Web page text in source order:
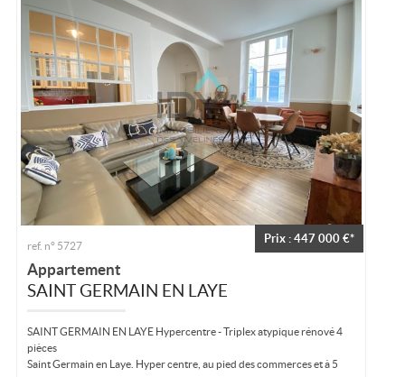
Prix : 447 000 €*
ref. n° 5727
Appartement
SAINT GERMAIN EN LAYE
SAINT GERMAIN EN LAYE Hypercentre - Triplex atypique rénové 4
pièces
Saint Germain en Laye. Hyper centre, au pied des commerces et à 5